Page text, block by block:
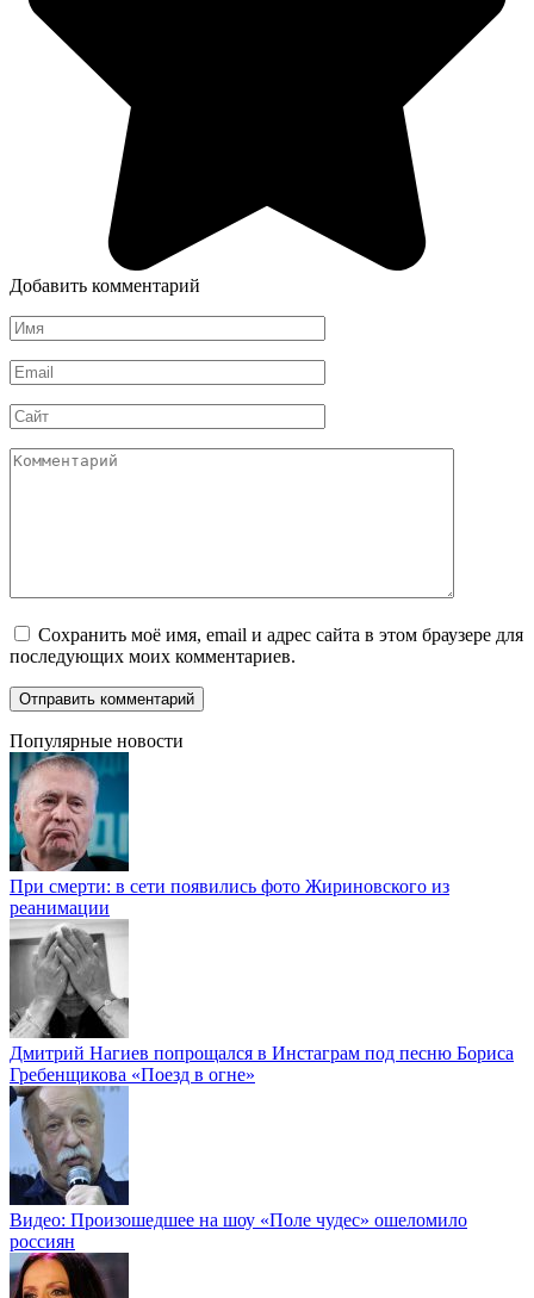
Добавить комментарий
Имя
*
Email
*
Сайт
Комментарий
Сохранить моё имя, email и адрес сайта в этом браузере для
последующих моих комментариев.
Популярные новости
При смерти: в сети появились фото Жириновского из
реанимации
Дмитрий Нагиев попрощался в Инстаграм под песню Бориса
Гребенщикова «Поезд в огне»
Видео: Произошедшее на шоу «Поле чудес» ошеломило
россиян